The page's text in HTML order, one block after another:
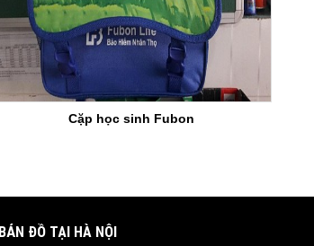
Cặp học sinh Fubon
BẢN ĐỒ TẠI HÀ NỘI